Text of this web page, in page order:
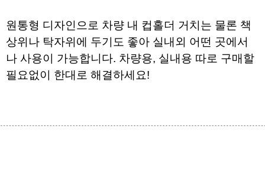
원통형 디자인으로 차량 내 컵홀더 거치는 물론 책
상위나 탁자위에 두기도 좋아 실내외 어떤 곳에서
나 사용이 가능합니다. 차량용, 실내용 따로 구매할
필요없이 한대로 해결하세요!